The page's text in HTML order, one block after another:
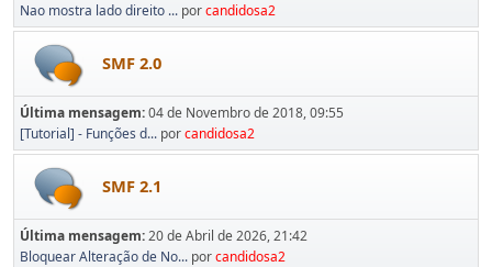
Nao mostra lado direito ... porcandidosa2
SMF 2.0
Última mensagem:04 de Novembro de 2018, 09:55
[Tutorial] - Funções d... porcandidosa2
SMF 2.1
Última mensagem:20 de Abril de 2026, 21:42
Bloquear Alteração de No... porcandidosa2